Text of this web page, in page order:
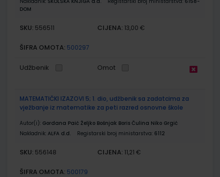
DOM
SKU: 556511 CIJENA: 13,00 €
ŠIFRA OMOTA: 500297
Udžbenik Omot
MATEMATIČKI IZAZOVI 5; 1. dio, udžbenik sa zadatcima za
vježbanje iz matematike za peti razred osnovne škole
Autor(i): Gordana Paić Željko Bošnjak Boris Čulina Niko Grgić
Nakladnik: ALFA d.d. Registarski broj ministarstva: 6112
SKU: 556148 CIJENA: 11,21 €
ŠIFRA OMOTA: 500179